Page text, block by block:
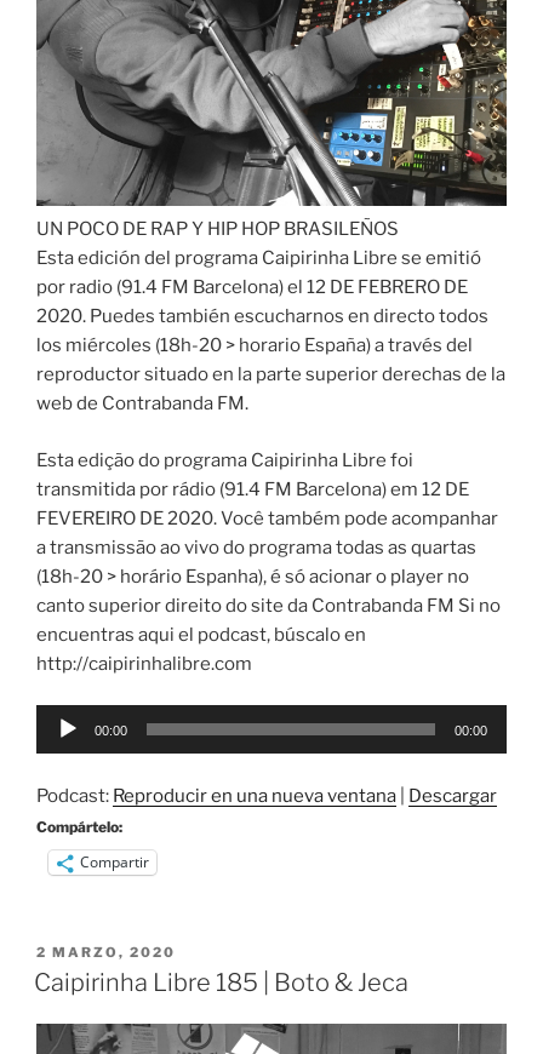
UN POCO DE RAP Y HIP HOP BRASILEÑOS
Esta edición del programa Caipirinha Libre se emitió
por radio (91.4 FM Barcelona) el 12 DE FEBRERO DE
2020. Puedes también escucharnos en directo todos
los miércoles (18h-20 > horario España) a través del
reproductor situado en la parte superior derechas de la
web de Contrabanda FM.
Esta edição do programa Caipirinha Libre foi
transmitida por rádio (91.4 FM Barcelona) em 12 DE
FEVEREIRO DE 2020. Você também pode acompanhar
a transmissão ao vivo do programa todas as quartas
(18h-20 > horário Espanha), é só acionar o player no
canto superior direito do site da Contrabanda FM Si no
encuentras aqui el podcast, búscalo en
http://caipirinhalibre.com
Reproductor
00:00 00:00
Podcast: Reproducir en una nueva ventana Descargar
Compártelo:
Compartir
PUBLICADO
EL
2 MARZO, 2020
Caipirinha Libre 185 | Boto & Jeca